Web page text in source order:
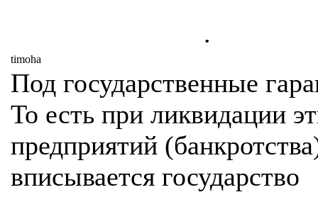
.
timoha
Под государственные
То есть при ликвидации
предприятий
вписывается государство